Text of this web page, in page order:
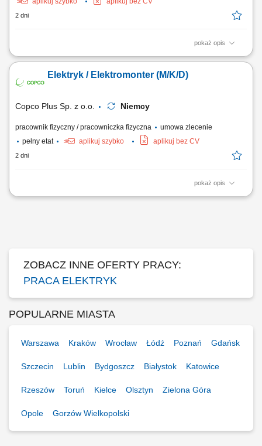
2 dni
pokaż opis
Zakres obowiązków: Wykonywanie instalacji elektrycznych w obiektach
starych instalacji. Montaż i podłączanie szaf sterowniczych. Realizacja
prostych prac montażowych. Praca w zespole polsko-niemieckim.
Elektryk / Elektromonter (M/K/D)
Copco Plus Sp. z o.o. Niemcy
pracownik fizyczny / pracowniczka fizyczna
umowa zlecenie
pełny etat
aplikuj szybko aplikuj bez CV
2 dni
pokaż opis
Obowiązki: Montaż instalacji elektrycznych w obiektach przemysłowych
ZOBACZ INNE OFERTY PRACY:
PRACA ELEKTRYK
POPULARNE MIASTA
Warszawa Kraków Wrocław Łódź Poznań Gdańsk
Szczecin Lublin Bydgoszcz Białystok Katowice
Rzeszów Toruń Kielce Olsztyn Zielona Góra
Opole Gorzów Wielkopolski